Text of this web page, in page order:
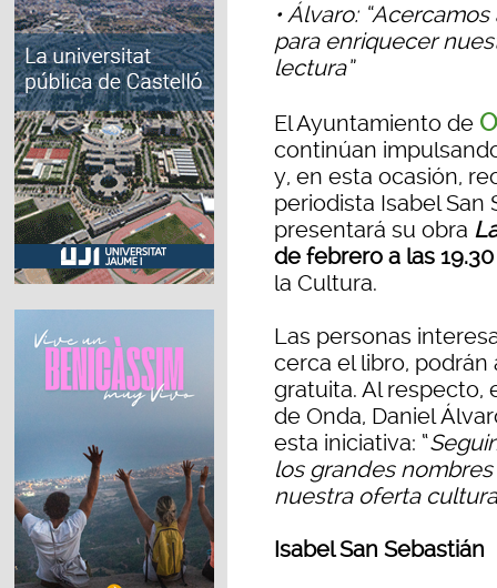
• Álvaro:
para enriquecer
lectura”
El Ayuntamiento de
continúan
y, en esta ocasión,
periodista Isabel San
presentará su obra
de febrero a las
la Cultura.
Las personas
cerca el libro, podrán
gratuita. Al respecto,
de Onda, Daniel
esta iniciativa: “
los grandes
nuestra oferta
Isabel San Sebastián